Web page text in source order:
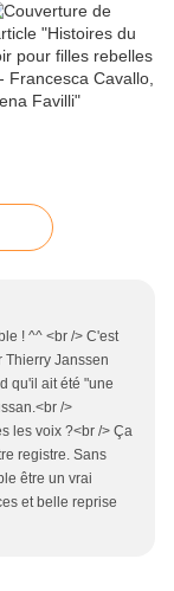
! ^^ <br /> C'est
Thierry Janssen
qu'il ait été "une
/>
les voix ?<br /> Ça
registre. Sans
être un vrai
et belle reprise